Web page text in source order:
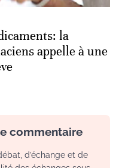
la
appelle à une
commentaire
d’échange et de